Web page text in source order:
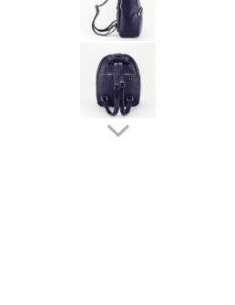
Incaltamine primavara-vara piele
Imbracaminte
Camasi si topuri
Blugi si pantaloni
Pulovere si cardigane